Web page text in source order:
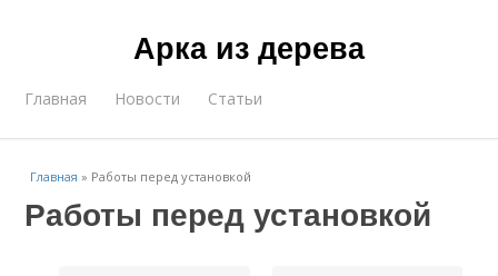
Арка из дерева
Главная Новости Статьи
Главная » Работы перед установкой
Работы перед установкой